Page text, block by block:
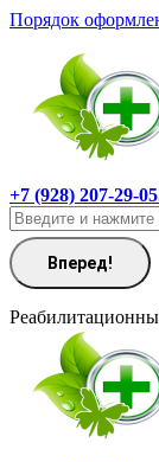
Перейти
содержанию
Порядок
+7 (928) 207-29-05
Поиск: